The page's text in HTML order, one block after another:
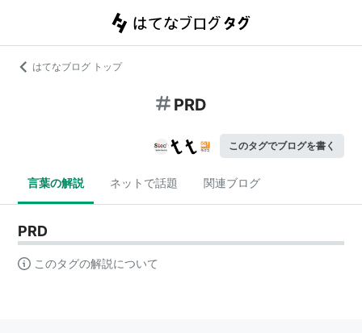
はてなブログ トップ
PRD
このタグでブログを書く
言葉の解説 ネットで話題 関連ブログ
PRD
このタグの解説について